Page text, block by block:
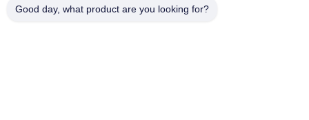
00:34
Good day, what product are you looking for?